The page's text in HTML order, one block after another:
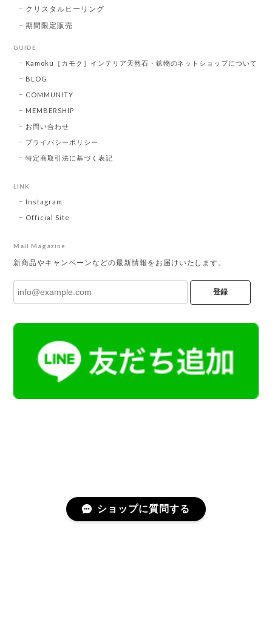
クリスタルヒーリング
期間限定販売
GUIDE
Kamoku［カモク］インテリア天然石・鉱物のネットショップについて
BLOG
COMMUNITY
MEMBERSHIP
お問い合わせ
プライバシーポリシー
特定商取引法に基づく表記
LINK
Instagram
Official Site
Mail Magazine
新商品やキャンペーンなどの最新情報をお届けいたします。
登録
ショップに質問する